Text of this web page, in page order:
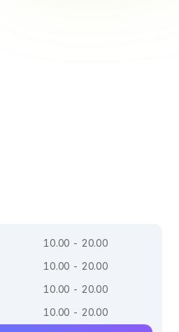
10.00 - 20.00
10.00 - 20.00
10.00 - 20.00
10.00 - 20.00